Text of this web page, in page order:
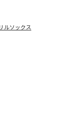
ルソックス